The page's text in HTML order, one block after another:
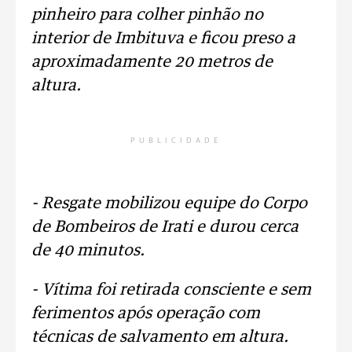
pinheiro para colher pinhão no
interior de Imbituva e ficou preso a
aproximadamente 20 metros de
altura.
PUBLICIDADE
- Resgate mobilizou equipe do Corpo
de Bombeiros de Irati e durou cerca
de 40 minutos.
- Vítima foi retirada consciente e sem
ferimentos após operação com
técnicas de salvamento em altura.